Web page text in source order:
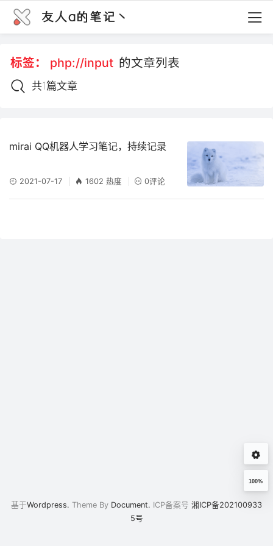
友人a的笔记丶
标签： php://input 的文章列表
共1篇文章
mirai QQ机器人学习笔记，持续记录
2021-07-17 1602 热度 0评论
100%
基于Wordpress. Theme By Document. ICP备案号 湘ICP备202100933
5号